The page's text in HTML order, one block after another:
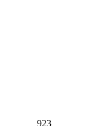
923